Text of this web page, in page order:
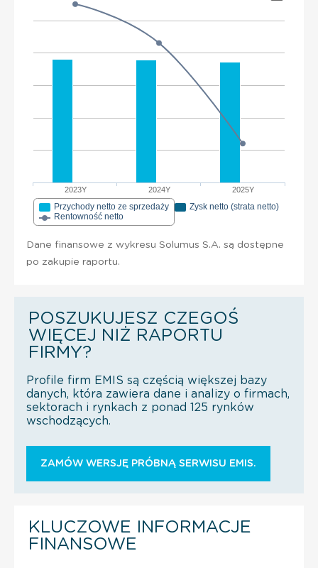
2023Y 2024Y 2025Y
Przychody netto ze sprzedaży
Zysk netto (strata netto)
Rentowność netto
Dane finansowe z wykresu Solumus S.A. są dostępne
po zakupie raportu.
POSZUKUJESZ CZEGOŚ
WIĘCEJ NIŻ RAPORTU
FIRMY?
Profile firm EMIS są częścią większej bazy
danych, która zawiera dane i analizy o firmach,
sektorach i rynkach z ponad 125 rynków
wschodzących.
ZAMÓW WERSJĘ PRÓBNĄ SERWISU EMIS.
KLUCZOWE INFORMACJE
FINANSOWE